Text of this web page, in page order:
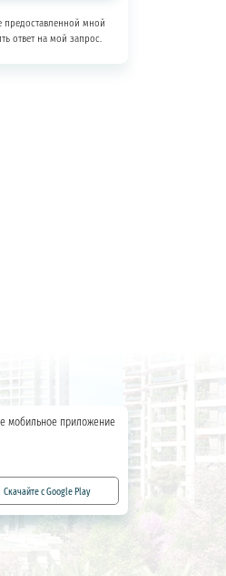
предоставленной мной
ответ на мой запрос.
мобильное приложение
Скачайте с Google Play